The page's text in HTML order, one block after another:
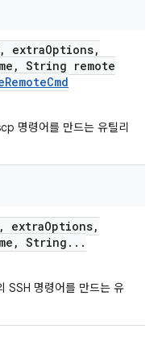
, extraOptions,
, String remote
RemoteCmd
명령어를 만드는 유틸리
, extraOptions,
, String . . .
SSH 명령어를 만드는 유